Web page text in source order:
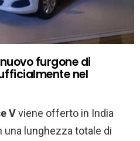
furgone di
nel
Vviene offerto in India
lunghezza totale di